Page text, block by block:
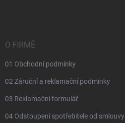
O FIRMĚ
01 Obchodní podmínky
02 Záruční a reklamační podmínky
03 Reklamační formulář
04 Odstoupení spotřebitele od smlouvy